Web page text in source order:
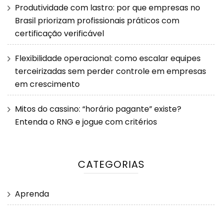
Produtividade com lastro: por que empresas no
Brasil priorizam profissionais práticos com
certificação verificável
Flexibilidade operacional: como escalar equipes
terceirizadas sem perder controle em empresas
em crescimento
Mitos do cassino: “horário pagante” existe?
Entenda o RNG e jogue com critérios
CATEGORIAS
Aprenda